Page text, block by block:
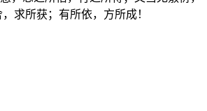
求所获；有所依，方所成！